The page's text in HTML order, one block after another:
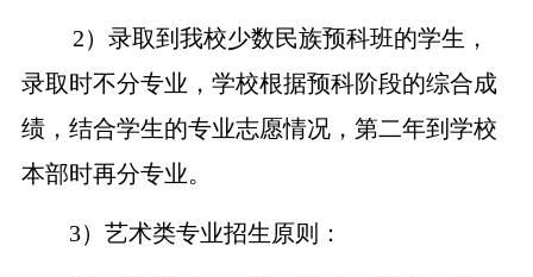
2）录取到我校少数民族预科班的学生，
录取时不分专业，学校根据预科阶段的综合成
绩，结合学生的专业志愿情况，第二年到学校
本部时再分专业。
3）艺术类专业招生原则：